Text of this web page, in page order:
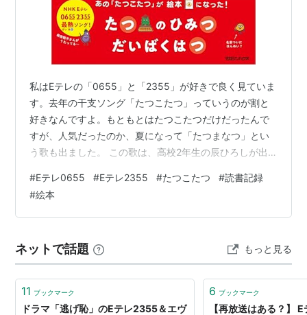
私はEテレの「0655」と「2355」が好きで良く見ていま
す。去年の干支ソング「たつこたつ」っていうのが割と
好きなんですよ。もともとはたつこたつだけだったんで
すが、人気だったのか、夏になって「たつまなつ」とい
う歌も出ました。 この歌は、高校2年生の辰ひろしが出
ろしにはズッ友がいて、それが柴田こーへい。某刑事ド
ラマのあの二人みたいな名前なんですね。歌の中にも、
ナスのマーボーとか謎のマメみたいなのが出てきたりと
なったって言うんで、先日買いに行きました。 内容的に
は辰ひろしの一年が書かれている感じ。辰…
#Eテレ0655 #Eテレ2355 #たつこたつ #読書記録
#絵本
ネットで話題 もっと見る
11 ブックマーク
ドラマ「逃げ恥」のEテレ2355＆エヴ
6 ブックマーク
【再放送はある？】